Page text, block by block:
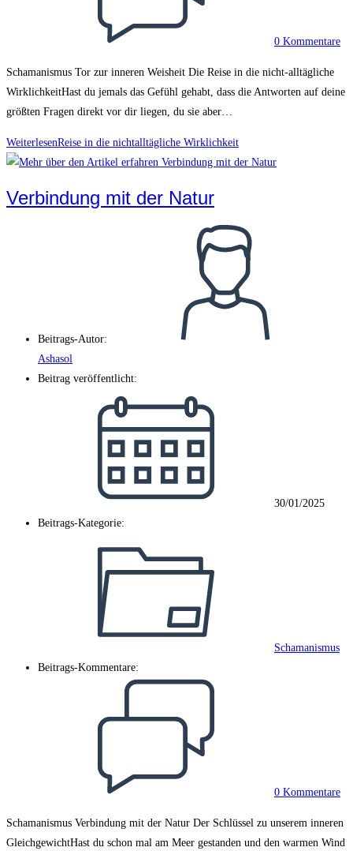
0 Kommentare
Schamanismus Tor zur inneren Weisheit Die Reise in die nicht-alltägliche
WirklichkeitHast du jemals das Gefühl gehabt, dass die Antworten auf deine
größten Fragen direkt vor dir liegen, du sie aber…
WeiterlesenReise in die nichtalltägliche Wirklichkeit
Verbindung mit der Natur
Beitrags-Autor:
Ashasol
Beitrag veröffentlicht:
30/01/2025
Beitrags-Kategorie:
Schamanismus
Beitrags-Kommentare:
0 Kommentare
Schamanismus Verbindung mit der Natur Der Schlüssel zu unserem inneren
GleichgewichtHast du schon mal am Meer gestanden und den warmen Wind